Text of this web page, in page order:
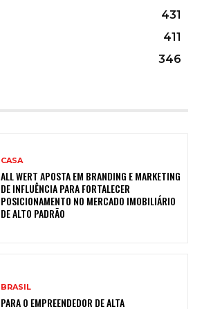
431
411
346
CASA
ALL WERT APOSTA EM BRANDING E MARKETING
DE INFLUÊNCIA PARA FORTALECER
POSICIONAMENTO NO MERCADO IMOBILIÁRIO
DE ALTO PADRÃO
BRASIL
PARA O EMPREENDEDOR DE ALTA